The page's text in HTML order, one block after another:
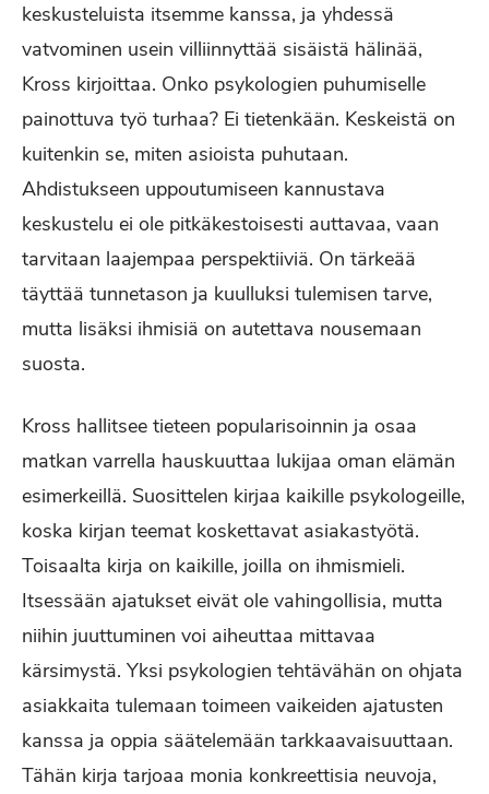
keskusteluista itsemme kanssa, ja yhdessä
vatvominen usein villiinnyttää sisäistä hälinää,
Kross kirjoittaa. Onko psykologien puhumiselle
painottuva työ turhaa? Ei tietenkään. Keskeistä on
kuitenkin se, miten asioista puhutaan.
Ahdistukseen uppoutumiseen kannustava
keskustelu ei ole pitkäkestoisesti auttavaa, vaan
tarvitaan laajempaa perspektiiviä. On tärkeää
täyttää tunnetason ja kuulluksi tulemisen tarve,
mutta lisäksi ihmisiä on autettava nousemaan
suosta.
Kross hallitsee tieteen popularisoinnin ja osaa
matkan varrella hauskuuttaa lukijaa oman elämän
esimerkeillä. Suosittelen kirjaa kaikille psykologeille,
koska kirjan teemat koskettavat asiakastyötä.
Toisaalta kirja on kaikille, joilla on ihmismieli.
Itsessään ajatukset eivät ole vahingollisia, mutta
niihin juuttuminen voi aiheuttaa mittavaa
kärsimystä. Yksi psykologien tehtävähän on ohjata
asiakkaita tulemaan toimeen vaikeiden ajatusten
kanssa ja oppia säätelemään tarkkaavaisuuttaan.
Tähän kirja tarjoaa monia konkreettisia neuvoja,